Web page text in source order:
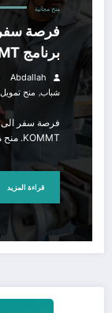
منح مجانية
فرصة سفر
برنامج AFRIKA KOMMT
Abdallah
شباب, منح
KOMMT. منح مجانية من معاصرون…
قراءة المزيد